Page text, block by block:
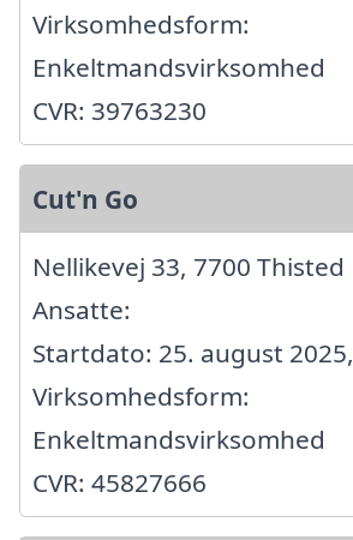
Virksomhedsform:
Enkeltmandsvirksomhed
CVR: 39763230
Cut'n Go
Nellikevej 33, 7700 Thisted
Ansatte:
Startdato: 25. august 2025,
Virksomhedsform:
Enkeltmandsvirksomhed
CVR: 45827666